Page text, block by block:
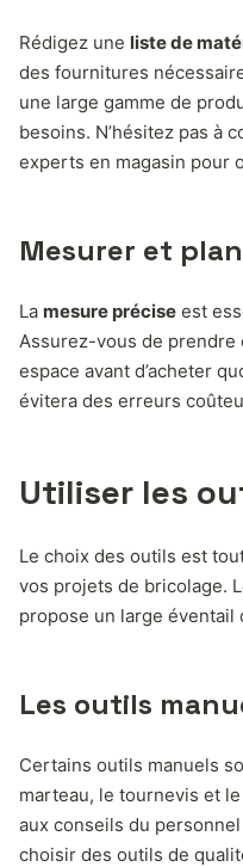
Rédigez une liste de
des fournitures
une large gamme de
besoins. N’hésitez pas à
experts en magasin pour
Mesurer et
La mesure précise est
Assurez-vous de prendre
espace avant d’acheter
évitera des erreurs
Utiliser les
Le choix des outils est
vos projets de bricolage.
propose un large éventail
Les outils
Certains outils manuels
marteau, le tournevis et
aux conseils du
choisir des outils de